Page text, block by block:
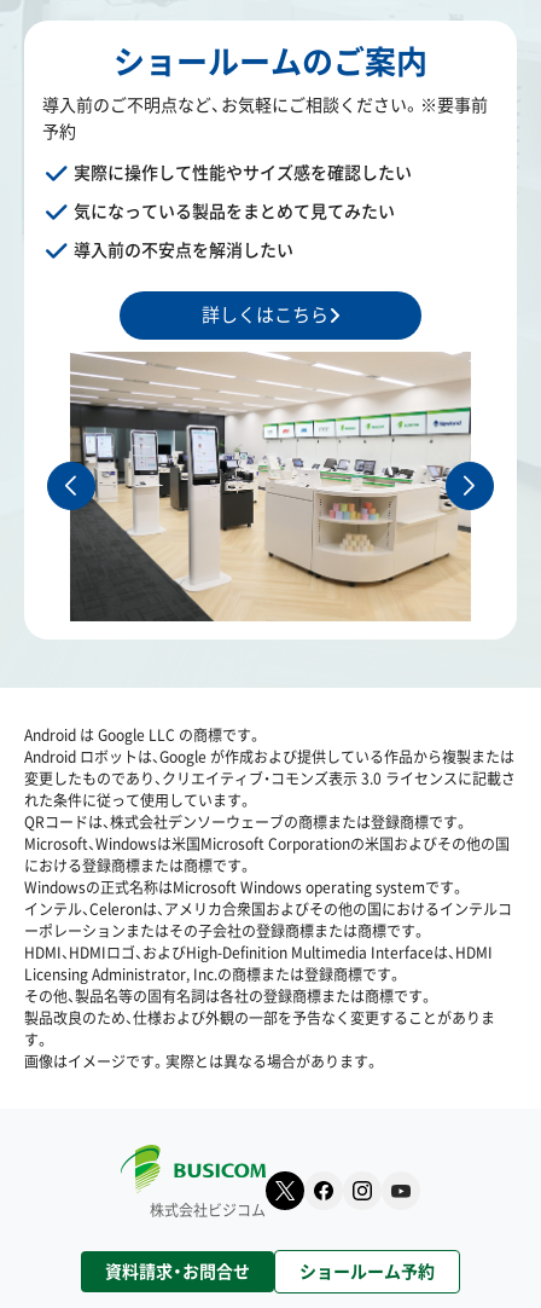
ショールームのご案内
導入前のご不明点など、お気軽にご相談ください。※要事前
予約
実際に操作して性能やサイズ感を確認したい
気になっている製品をまとめて見てみたい
導入前の不安点を解消したい
詳しくはこちら
Android は Google LLC の商標です。
Android ロボットは、Google が作成および提供している作品から複製または
変更したものであり、クリエイティブ・コモンズ表示 3.0 ライセンスに記載さ
れた条件に従って使用しています。
QRコードは、株式会社デンソーウェーブの商標または登録商標です。
Microsoft、Windowsは米国Microsoft Corporationの米国およびその他の国
における登録商標または商標です。
Windowsの正式名称はMicrosoft Windows operating systemです。
インテル、Celeronは、アメリカ合衆国およびその他の国におけるインテルコ
ーポレーションまたはその子会社の登録商標または商標です。
HDMI、HDMIロゴ、およびHigh-Definition Multimedia Interfaceは、HDMI
Licensing Administrator, Inc.の商標または登録商標です。
その他、製品名等の固有名詞は各社の登録商標または商標です。
製品改良のため、仕様および外観の一部を予告なく変更することがありま
す。
画像はイメージです。実際とは異なる場合があります。
株式会社ビジコム
資料請求・お問合せ ショールーム予約